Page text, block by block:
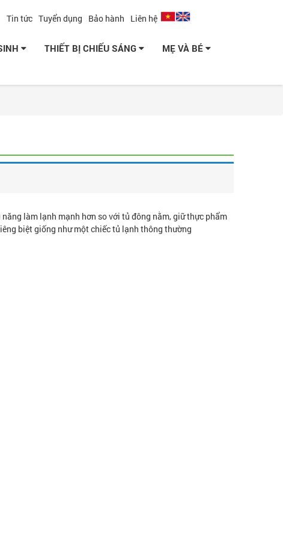
Tin tức Tuyển dụng Bảo hành Liên hệ
THIẾT BỊ CHIẾU SÁNG
MẸ VÀ BÉ
làm lạnh mạnh hơn so với tủ đông nằm, giữ thực phẩm
biệt giống như một chiếc tủ lạnh thông thường